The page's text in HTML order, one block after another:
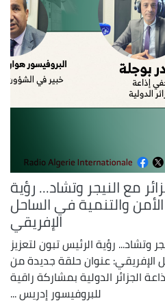
مع النيجر وتشاد... رؤية
والتنمية في الساحل
الإفريقي
وتشاد... رؤية الرئيس تبون لتعزيز
الإفريقي: عنوان حلقة جديدة من
الجزائر الدولية بمشاركة راقية
للبروفيسور إدريس ...